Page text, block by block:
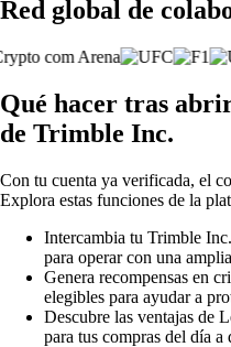
Red global de
Qué hacer tras
de Trimble Inc.
Con tu cuenta ya verificada, el
Explora estas funciones de la
Intercambia tu Trimble
para operar con una
Genera recompensas en
elegibles para ayudar a
Descubre las ventajas de
para tus compras del día